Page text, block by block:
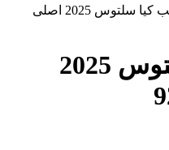
چراغ عقب کیا سلتوس 2025 اصلی
چراغ عقب کیا سلتوس 2025